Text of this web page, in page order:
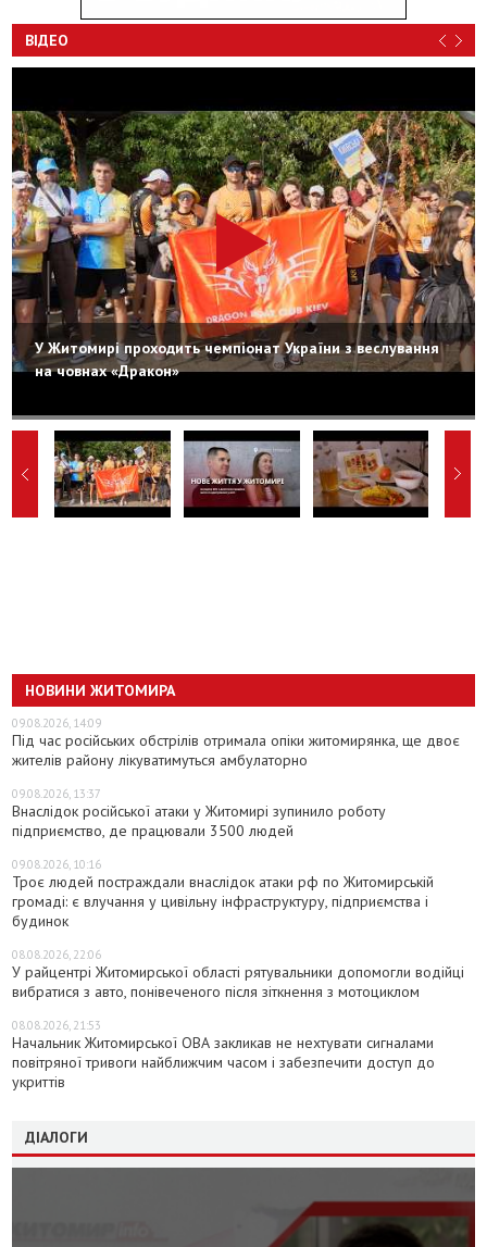
ВІДЕО
У Житомирі проходить чемпіонат України з веслування
на човнах «Дракон»
НОВИНИ ЖИТОМИРА
09.08.2026, 14:09
Під час російських обстрілів отримала опіки житомирянка, ще двоє
жителів району лікуватимуться амбулаторно
09.08.2026, 13:37
Внаслідок російської атаки у Житомирі зупинило роботу
підприємство, де працювали 3500 людей
09.08.2026, 10:16
Троє людей постраждали внаслідок атаки рф по Житомирській
громаді: є влучання у цивільну інфраструктуру, підприємства і
будинок
08.08.2026, 22:06
У райцентрі Житомирської області рятувальники допомогли водійці
вибратися з авто, понівеченого після зіткнення з мотоциклом
08.08.2026, 21:53
Начальник Житомирської ОВА закликав не нехтувати сигналами
повітряної тривоги найближчим часом і забезпечити доступ до
укриттів
ДІАЛОГИ